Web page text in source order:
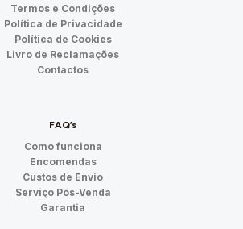
Termos e Condições
Política de Privacidade
Política de Cookies
Livro de Reclamações
Contactos
FAQ’s
Como funciona
Encomendas
Custos de Envio
Serviço Pós-Venda
Garantia